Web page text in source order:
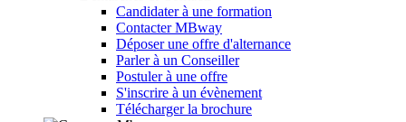
Candidater à une formation
Contacter MBway
Déposer une offre d'alternance
Parler à un Conseiller
Postuler à une offre
S'inscrire à un évènement
Télécharger la brochure